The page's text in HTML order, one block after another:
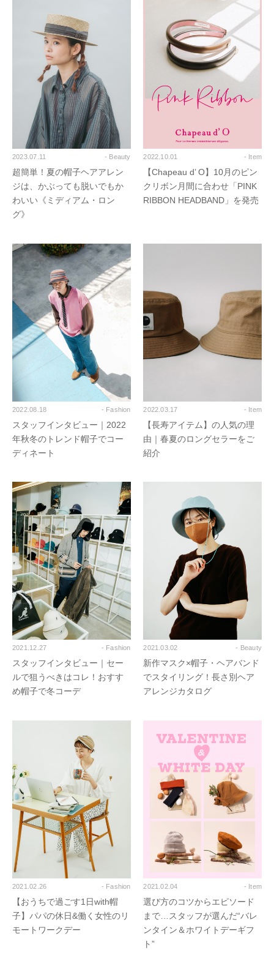
2023.07.11 - Beauty
超簡単！夏の帽子ヘアアレン
ジは、かぶっても脱いでもか
わいい《ミディアム・ロン
グ》
2022.10.01 - Item
【Chapeau d’ O】10月のピン
クリボン月間に合わせ「PINK
RIBBON HEADBAND」を発売
2022.08.18 - Fashion
スタッフインタビュー｜2022
年秋冬のトレンド帽子でコー
ディネート
2022.03.17 - Item
【長寿アイテム】の人気の理
由｜春夏のロングセラーをご
紹介
2021.12.27 - Fashion
スタッフインタビュー｜セー
ルで狙うべきはコレ！おすす
め帽子で冬コーデ
2021.03.02 - Beauty
新作マスク×帽子・ヘアバンド
でスタイリング！長さ別ヘア
アレンジカタログ
2021.02.26 - Fashion
【おうちで過ごす1日with帽
子】パパの休日&働く女性のリ
モートワークデー
2021.02.04 - Item
選び方のコツからエピソード
まで…スタッフが選んだ“バレ
ンタイン＆ホワイトデーギフ
ト”